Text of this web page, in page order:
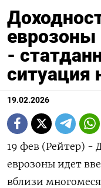
еврозоны
-
ситуация
19.02.2026
19 фев (Рейтер) -
еврозоны идет
вблизи